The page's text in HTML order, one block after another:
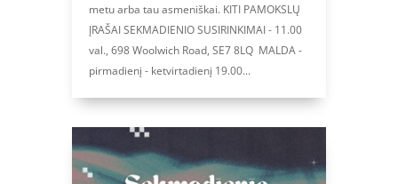
metu arba tau asmeniškai. KITI PAMOKSLŲ
ĮRAŠAI SEKMADIENIO SUSIRINKIMAI - 11.00
val., 698 Woolwich Road, SE7 8LQ MALDA -
pirmadienį - ketvirtadienį 19.00...